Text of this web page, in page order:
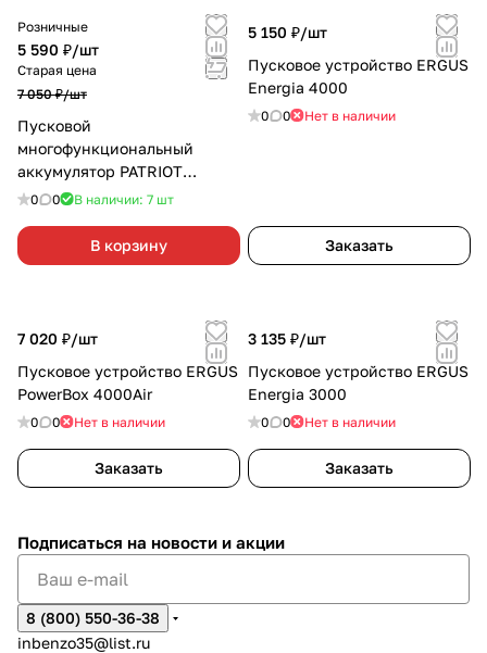
Розничные
5 590 ₽/шт
Старая цена
7 050 ₽/шт
Пусковой
многофункциональный
аккумулятор PATRIOT
MAGNUM 12
0 0 В наличии: 7 шт
В корзину
5 150 ₽/шт
Пусковое устройство ERGUS
Energia 4000
0 0 Нет в наличии
Заказать
7 020 ₽/шт
Пусковое устройство ERGUS
PowerBox 4000Air
0 0 Нет в наличии
Заказать
3 135 ₽/шт
Пусковое устройство ERGUS
Energia 3000
0 0 Нет в наличии
Заказать
Подписаться на новости и акции
8 (800) 550-36-38
inbenzo35@list.ru